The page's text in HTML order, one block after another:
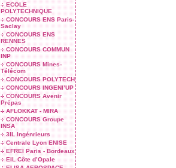
ECOLE
POLYTECHNIQUE
CONCOURS ENS Paris-
Saclay
CONCOURS ENS
RENNES
CONCOURS COMMUN
INP
CONCOURS Mines-
Télécom
CONCOURS POLYTECH
CONCOURS INGENI’UP
CONCOURS Avenir
Prépas
AFLOKKAT - MIRA
CONCOURS Groupe
INSA
3IL Ingénrieurs
Centrale Lyon ENISE
EFREI Paris - Bordeaux
EIL Côte d’Opale